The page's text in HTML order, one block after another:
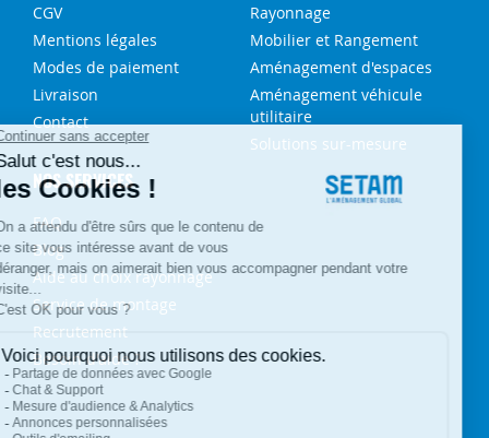
CGV
Mentions légales
Modes de paiement
Livraison
Contact
Rayonnage
Mobilier et Rangement
Aménagement d'espaces
Aménagement véhicule
utilitaire
Solutions sur-mesure
NOS SERVICES
FAQ
Blog
Aide au choix rayonnage
Service de montage
Recrutement
Besoin d'aide ?